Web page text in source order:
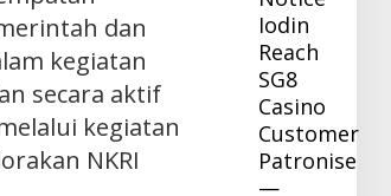
dan
kegiatan
secara aktif
kegiatan
NKRI
Iodin
Reach
SG8
Casino
Customer
Patronise
—